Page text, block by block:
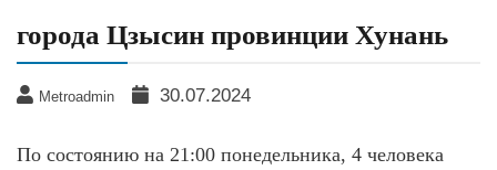
города Цзысин провинции Хунань
Metroadmin 30.07.2024
По состоянию на 21:00 понедельника, 4 человека